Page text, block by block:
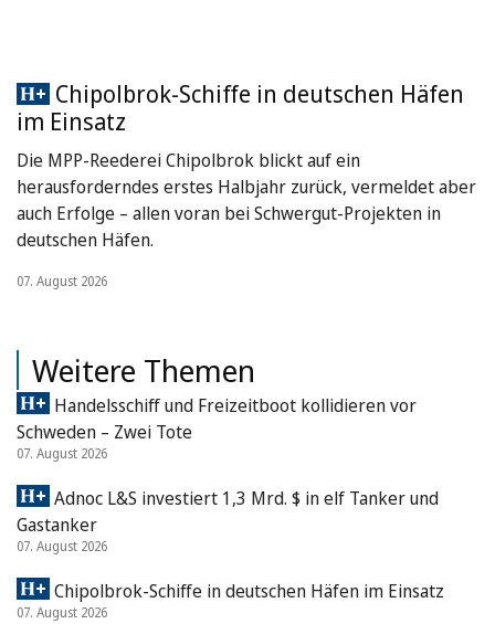
Chipolbrok-Schiffe in deutschen Häfen
im Einsatz
Die MPP-Reederei Chipolbrok blickt auf ein
herausforderndes erstes Halbjahr zurück, vermeldet aber
auch Erfolge – allen voran bei Schwergut-Projekten in
deutschen Häfen.
07. August 2026
Weitere Themen
Handelsschiff und Freizeitboot kollidieren vor
Schweden – Zwei Tote
07. August 2026
Adnoc L&S investiert 1,3 Mrd. $ in elf Tanker und
Gastanker
07. August 2026
Chipolbrok-Schiffe in deutschen Häfen im Einsatz
07. August 2026